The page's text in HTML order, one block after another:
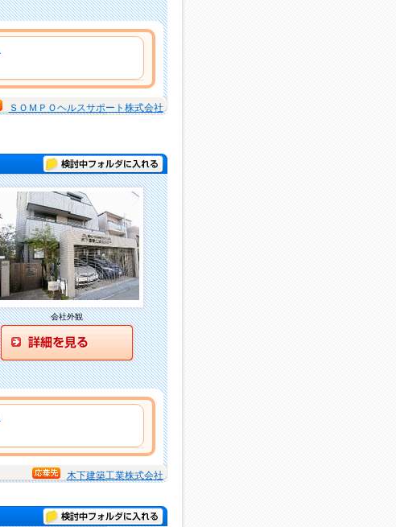
ＳＯＭＰＯヘルスサポート株式会社
検討中フォルダに入れる
会社外観
木下建築工業株式会社
検討中フォルダに入れる